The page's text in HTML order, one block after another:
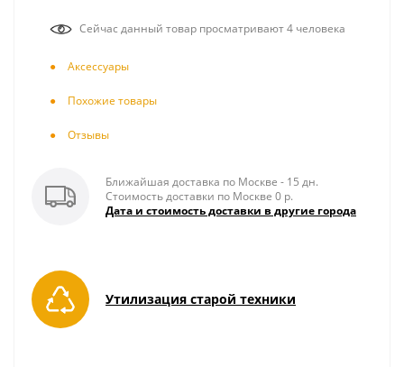
Сейчас данный товар просматривают 4 человека
Аксесcуары
Похожие товары
Отзывы
Ближайшая доставка по Москве - 15 дн.
Стоимость доставки по Москве 0 р.
Дата и стоимость доставки в другие города
Утилизация старой техники